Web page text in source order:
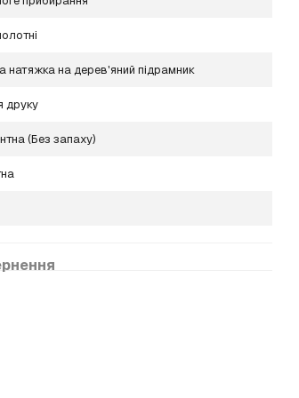
натяжка на дерев'яний підрамник
друку
(Без запаху)